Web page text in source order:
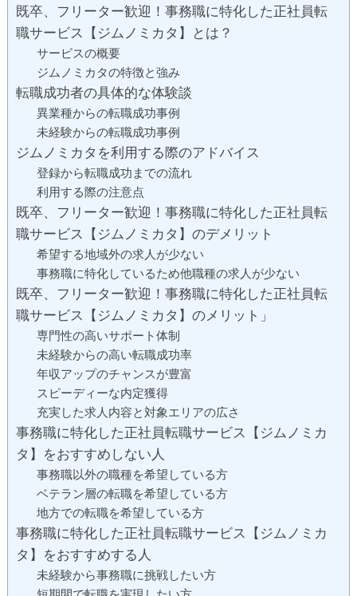
既卒、フリーター歓迎！事務職に特化した正社員転
職サービス【ジムノミカタ】とは？
サービスの概要
ジムノミカタの特徴と強み
転職成功者の具体的な体験談
異業種からの転職成功事例
未経験からの転職成功事例
ジムノミカタを利用する際のアドバイス
登録から転職成功までの流れ
利用する際の注意点
既卒、フリーター歓迎！事務職に特化した正社員転
職サービス【ジムノミカタ】のデメリット
希望する地域外の求人が少ない
事務職に特化しているため他職種の求人が少ない
既卒、フリーター歓迎！事務職に特化した正社員転
職サービス【ジムノミカタ】のメリット」
専門性の高いサポート体制
未経験からの高い転職成功率
年収アップのチャンスが豊富
スピーディーな内定獲得
充実した求人内容と対象エリアの広さ
事務職に特化した正社員転職サービス【ジムノミカ
タ】をおすすめしない人
事務職以外の職種を希望している方
ベテラン層の転職を希望している方
地方での転職を希望している方
事務職に特化した正社員転職サービス【ジムノミカ
タ】をおすすめする人
未経験から事務職に挑戦したい方